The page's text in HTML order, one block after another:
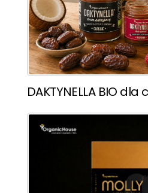
DAKTYNELLA BIO dla